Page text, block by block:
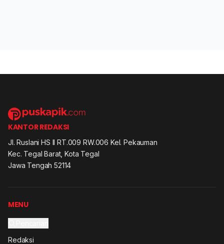
KANTOR REDAKSI
Jl. Ruslani HS II RT.009 RW.006 Kel. Pekauman
Kec. Tegal Barat, Kota Tegal
Jawa Tengah 52114
MENU
Redaksi